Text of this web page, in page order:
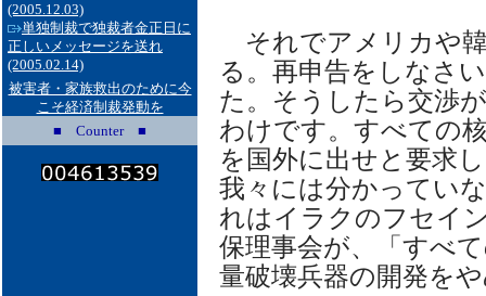
(2005.12.03)
単独制裁で独裁者金正日に
正しいメッセージを送れ
(2005.02.14)
被害者・家族救出のために今
こそ経済制裁発動を
■ Counter ■
それでアメリカや
る。再申告をしなさ
た。そうしたら交渉
わけです。すべての
を国外に出せと要求
我々には分かってい
れはイラクのフセイ
保理事会が、「すべ
量破壊兵器の開発を